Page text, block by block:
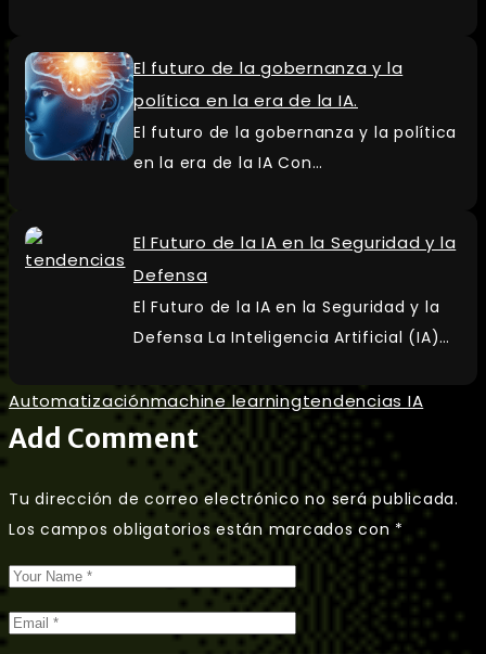
El futuro de la gobernanza y la
política en la era de la IA.
El futuro de la gobernanza y la política
en la era de la IA Con…
El Futuro de la IA en la Seguridad y la
Defensa
El Futuro de la IA en la Seguridad y la
Defensa La Inteligencia Artificial (IA)…
Automatizaciónmachine learningtendencias IA
Add Comment
Tu dirección de correo electrónico no será publicada.
Los campos obligatorios están marcados con*